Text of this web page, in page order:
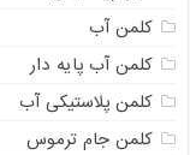
کلمن آب
کلمن آب پایه دار
کلمن پلاستیکی آب
کلمن جام ترموس